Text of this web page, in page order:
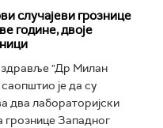
случајеви грознице
године, двоје
здравље "Др Милан
је да су
два лабораторијски
грознице Западног